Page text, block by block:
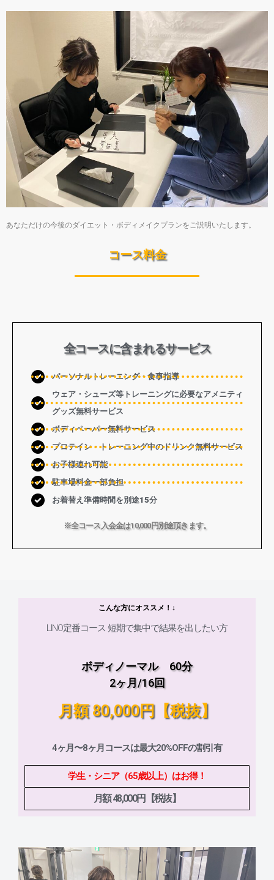
あなただけの今後のダイエット・ボディメイクプランをご説明いたします。
コース料金
全コースに含まれるサービス
パーソナルトレーニング・食事指導
ウェア・シューズ等トレーニングに必要なアメニティ
グッズ無料サービス
ボディペーパー無料サービス
プロテイン・トレーニング中のドリンク無料サービス
お子様連れ可能
駐車場料金一部負担
お着替え準備時間を別途15分
※全コース入会金は10,000円別途頂きます。
こんな方にオススメ！↓
LINO定番コース 短期で集中で結果を出したい方
ボディノーマル 60分
2ヶ月/16回
月額 80,000円【税抜】
4ヶ月〜8ヶ月コースは最大20%OFFの割引有
学生・シニア（65歳以上）はお得！
月額 48,000円【税抜】